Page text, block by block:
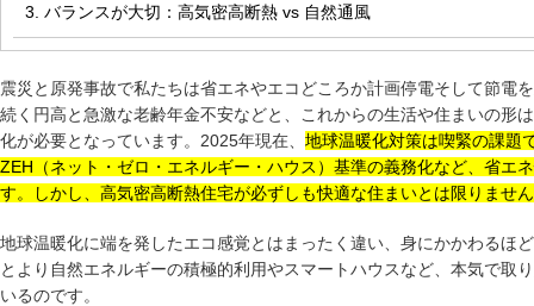
3. バランスが大切：高気密高断熱 vs 自然通風
震災と原発事故で私たちは省エネやエコどころか計画停電そして節電
続く円高と急激な老齢年金不安などと、これからの生活や住まいの形
化が必要となっています。2025年現在、 地球温暖化対策は喫緊の課題
ZEH（ネット・ゼロ・エネルギー・ハウス）基準の義務化など、省エ
す。しかし、高気密高断熱住宅が必ずしも快適な住まいとは限りませ
地球温暖化に端を発したエコ感覚とはまったく違い、身にかかわるほ
とより自然エネルギーの積極的利用やスマートハウスなど、本気で取
いるのです。